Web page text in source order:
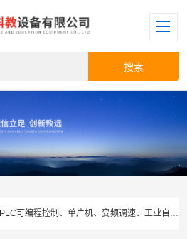
PLC可编程控制、单片机、变频调速、工业自动化等设备类